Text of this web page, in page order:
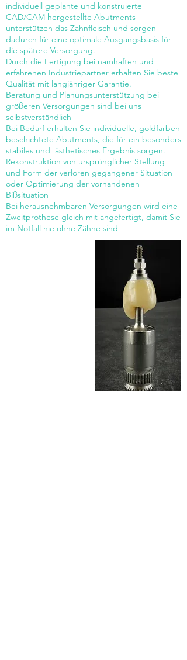
individuell geplante und konstruierte
CAD/CAM hergestellte Abutments
unterstützen das Zahnfleisch und sorgen
dadurch für eine optimale Ausgangsbasis für
die spätere Versorgung.
Durch die Fertigung bei namhaften und
erfahrenen Industriepartner erhalten Sie beste
Qualität mit langjähriger Garantie.
Beratung und Planungsunterstützung bei
größeren Versorgungen sind bei uns
selbstverständlich
Bei Bedarf erhalten Sie individuelle, goldfarben
beschichtete Abutments, die für ein besonders
stabiles und ästhetisches Ergebnis sorgen.
Rekonstruktion von ursprünglicher Stellung
und Form der verloren gegangener Situation
oder Optimierung der vorhandenen
Bißsituation
Bei herausnehmbaren Versorgungen wird eine
Zweitprothese gleich mit angefertigt, damit Sie
im Notfall nie ohne Zähne sind